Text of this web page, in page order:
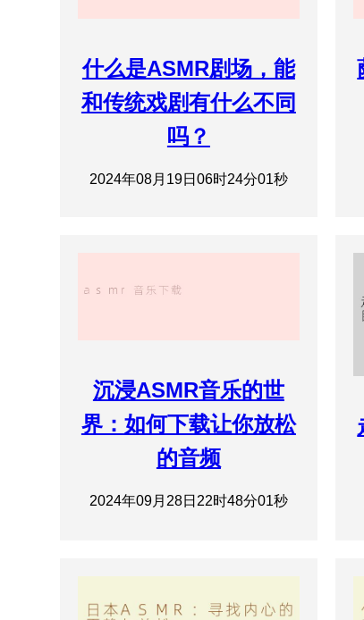
什么是ASMR剧场，能
和传统戏剧有什么不同
吗？
2024年08月19日06时24分01秒
沉浸ASMR音乐的世
界：如何下载让你放松
的音频
2024年09月28日22时48分01秒